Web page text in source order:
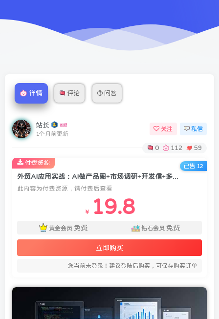
详情 评论 问答
站长
1个月前更新
关注 私信
0 112 59
外贸AI应用实战：AI做产品图+市场调研+开发信+多语种视频，外贸人全业务流程AI升级
此内容为付费资源，请付费后查看
￥ 19.8
黄金会员 免费 钻石会员 免费
立即购买
您当前未登录！建议登陆后购买，可保存购买订单
付费资源
已售 12